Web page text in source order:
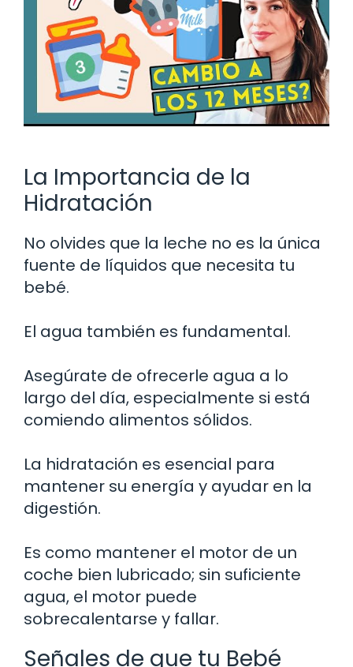
La Importancia de la
Hidratación
No olvides que la leche no es la única
fuente de líquidos que necesita tu
bebé.
El agua también es fundamental.
Asegúrate de ofrecerle agua a lo
largo del día, especialmente si está
comiendo alimentos sólidos.
La hidratación es esencial para
mantener su energía y ayudar en la
digestión.
Es como mantener el motor de un
coche bien lubricado; sin suficiente
agua, el motor puede
sobrecalentarse y fallar.
Señales de que tu Bebé